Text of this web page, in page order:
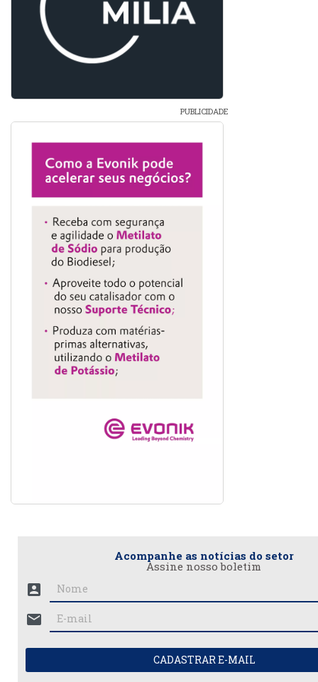
PUBLICIDADE
Acompanhe as notícias do setor
Assine nosso boletim
account_box
mail
CADASTRAR E-MAIL